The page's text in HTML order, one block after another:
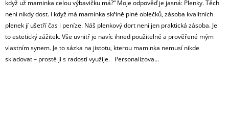
když už maminka celou výbavičku má?“ Moje odpověď je jasná: Plenky. Těch
není nikdy dost. I když má maminka skříně plné oblečků, zásoba kvalitních
plenek jí ušetří čas i peníze. Náš plenkový dort není jen praktická zásoba. Je
to estetický zážitek. Vše uvnitř je navíc ihned použitelné a prověřené mým
vlastním synem. Je to sázka na jistotu, kterou maminka nemusí nikde
skladovat – prostě ji s radostí využije. Personalizova...